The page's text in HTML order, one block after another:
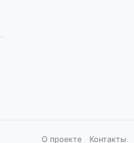
О проекте Контакты